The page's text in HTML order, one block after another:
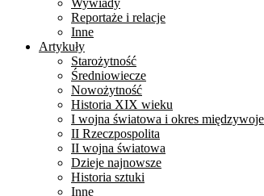
Wywiady
Reportaże i relacje
Inne
Artykuły
Starożytność
Średniowiecze
Nowożytność
Historia XIX wieku
I wojna światowa i okres
II Rzeczpospolita
II wojna światowa
Dzieje najnowsze
Historia sztuki
Inne